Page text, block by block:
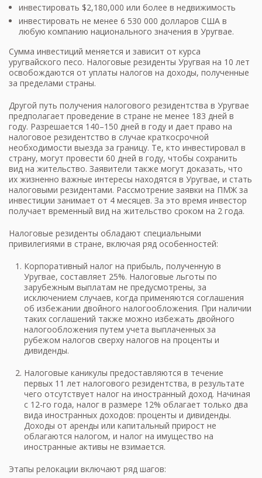
инвестировать $2,180,000 или более в недвижимость
инвестировать не менее 6 530 000 долларов США в
любую компанию национального значения в Уругвае.
Сумма инвестиций меняется и зависит от курса
уругвайского песо. Налоговые резиденты Уругвая на 10 лет
освобождаются от уплаты налогов на доходы, полученные
за пределами страны.
Другой путь получения налогового резидентства в Уругвае
предполагает проведение в стране не менее 183 дней в
году. Разрешается 140–150 дней в году и дает право на
налоговое резидентство в случае краткосрочной
необходимости выезда за границу. Те, кто инвестировал в
страну, могут провести 60 дней в году, чтобы сохранить
вид на жительство. Заявители также могут доказать, что
их жизненно важные интересы находятся в Уругвае, и стать
налоговыми резидентами. Рассмотрение заявки на ПМЖ за
инвестиции занимает от 4 месяцев. За это время инвестор
получает временный вид на жительство сроком на 2 года.
Налоговые резиденты обладают специальными
привилегиями в стране, включая ряд особенностей:
Корпоративный налог на прибыль, полученную в
Уругвае, составляет 25%. Налоговые льготы по
зарубежным выплатам не предусмотрены, за
исключением случаев, когда применяются соглашения
об избежании двойного налогообложения. При наличии
таких соглашений также можно избежать двойного
налогообложения путем учета выплаченных за
рубежом налогов сверху налогов на проценты и
дивиденды.
Налоговые каникулы предоставляются в течение
первых 11 лет налогового резидентства, в результате
чего отсутствует налог на иностранный доход. Начиная
с 12-го года, налог в размере 12% облагает только два
вида иностранных доходов: проценты и дивиденды.
Доходы от аренды или капитальный прирост не
облагаются налогом, и налог на имущество на
иностранные активы не взимается.
Этапы релокации включают ряд шагов: